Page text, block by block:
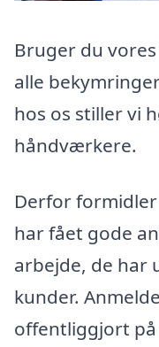
Bruger du
alle
hos os stiller vi
håndværkere.
Derfor
har fået gode
arbejde, de har
kunder.
offentliggjort